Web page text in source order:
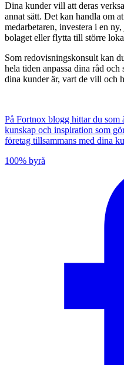
Dina kunder vill att deras
annat sätt. Det kan handla om
medarbetaren, investera i en
bolaget eller flytta till större
Som redovisningskonsult kan
hela tiden anpassa dina råd
dina kunder är, vart de vill och
På Fortnox blogg hittar du som
kunskap och inspiration som
företag tillsammans med dina
100% byrå